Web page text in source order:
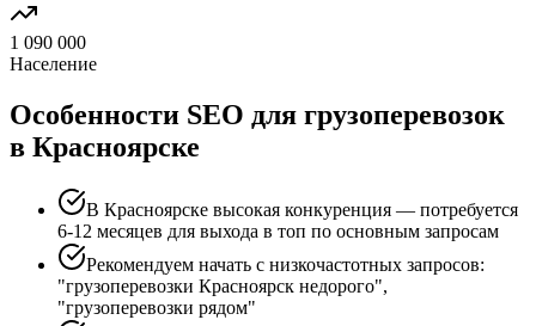
1 090 000
Население
Особенности SEO для грузоперевозок
в Красноярске
В Красноярске высокая конкуренция — потребуется
6-12 месяцев для выхода в топ по основным запросам
Рекомендуем начать с низкочастотных запросов:
"грузоперевозки Красноярск недорого",
"грузоперевозки рядом"